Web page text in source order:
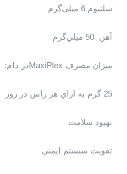
سلنيوم 6 ميلي‌گرم
آهن 50 ميلي‌گرم
ميزان مصرف MaxiPlexدر دام:
25 گرم به ازاي هر راس در روز
بهبود سلامت
تقويت سيستم ايمني